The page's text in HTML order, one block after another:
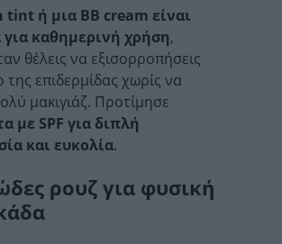
tint ή μια BB cream είναι
για καθημερινή χρήση,
θέλεις να εξισορροπήσεις
της επιδερμίδας χωρίς να
μακιγιάζ. Προτίμησε
με SPF για διπλή
και ευκολία.
ρουζ για φυσική